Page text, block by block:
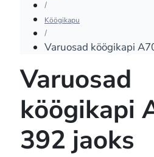
Köögikapu
Varuosad köögikapi
Varuosad
köögikapi
392 jaoks